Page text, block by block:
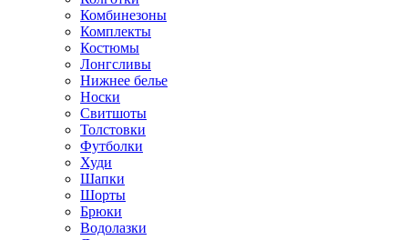
Комбинезоны
Комплекты
Костюмы
Лонгсливы
Нижнее белье
Носки
Свитшоты
Толстовки
Футболки
Худи
Шапки
Шорты
Брюки
Водолазки